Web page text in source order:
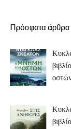
Πρόσφατα άρθρα